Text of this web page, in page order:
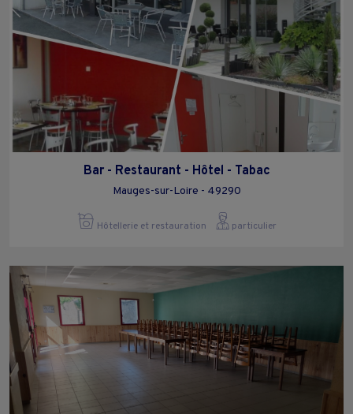
Bar - Restaurant - Hôtel - Tabac
Mauges-sur-Loire - 49290
Hôtellerie et restauration particulier